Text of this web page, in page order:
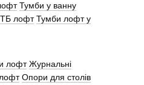
Тумби у ванну
лофт Тумби лофт у
лофт Журнальні
Опори для столів